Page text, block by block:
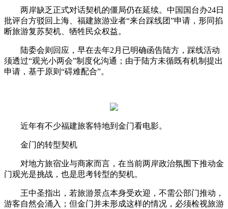
两岸缺乏正式对话契机的僵局仍在延续。中国国台办24日
批评台方驳回上海、福建旅游业者“来台踩线团”申请，形同掐
断旅游复苏契机、牺牲民众权益。
陆委会则回应，早在去年2月已明确函告陆方，踩线活动
须透过“观光小两会”制度化沟通；由于陆方未循既有机制提出
申请，基于原则“碍难配合”。
近年有不少福建旅客特地到金门看电影。
金门的转型契机
对地方旅宿业与商家而言，在当前两岸政治氛围下推动金
门观光是挑战，也是思考转型的契机。
王中圣指出，若旅游景点本身受欢迎，不需公部门推动，
游客自然会涌入；但金门并未形成这样的情况，必须检视旅游